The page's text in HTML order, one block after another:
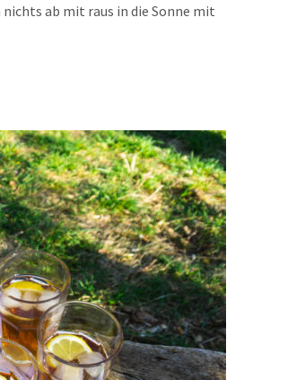
ab mit raus in die Sonne mit